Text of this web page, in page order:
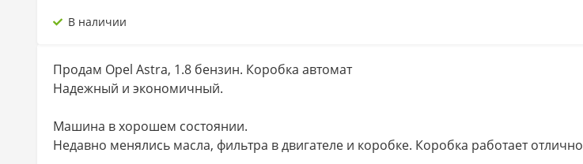
В наличии
Продам Opel Astra, 1.8 бензин. Коробка автомат
Надежный и экономичный.
Машина в хорошем состоянии.
Недавно менялись масла, фильтра в двигателе и коробке. Коробка работает